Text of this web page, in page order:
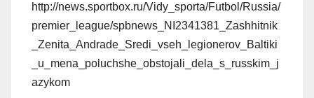
http://news.sportbox.ru/Vidy_sporta/Futbol/Russia/
premier_league/spbnews_NI2341381_Zashhitnik
_Zenita_Andrade_Sredi_vseh_legionerov_Baltiki
_u_mena_poluchshe_obstojali_dela_s_russkim_j
azykom